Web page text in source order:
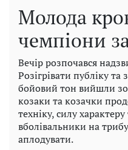
Молода
чемпіони
Вечір розпочався
Розігрівати публіку
бойовий тон вийшли
козаки та козачки
техніку, силу
вболівальники на
аплодувати.